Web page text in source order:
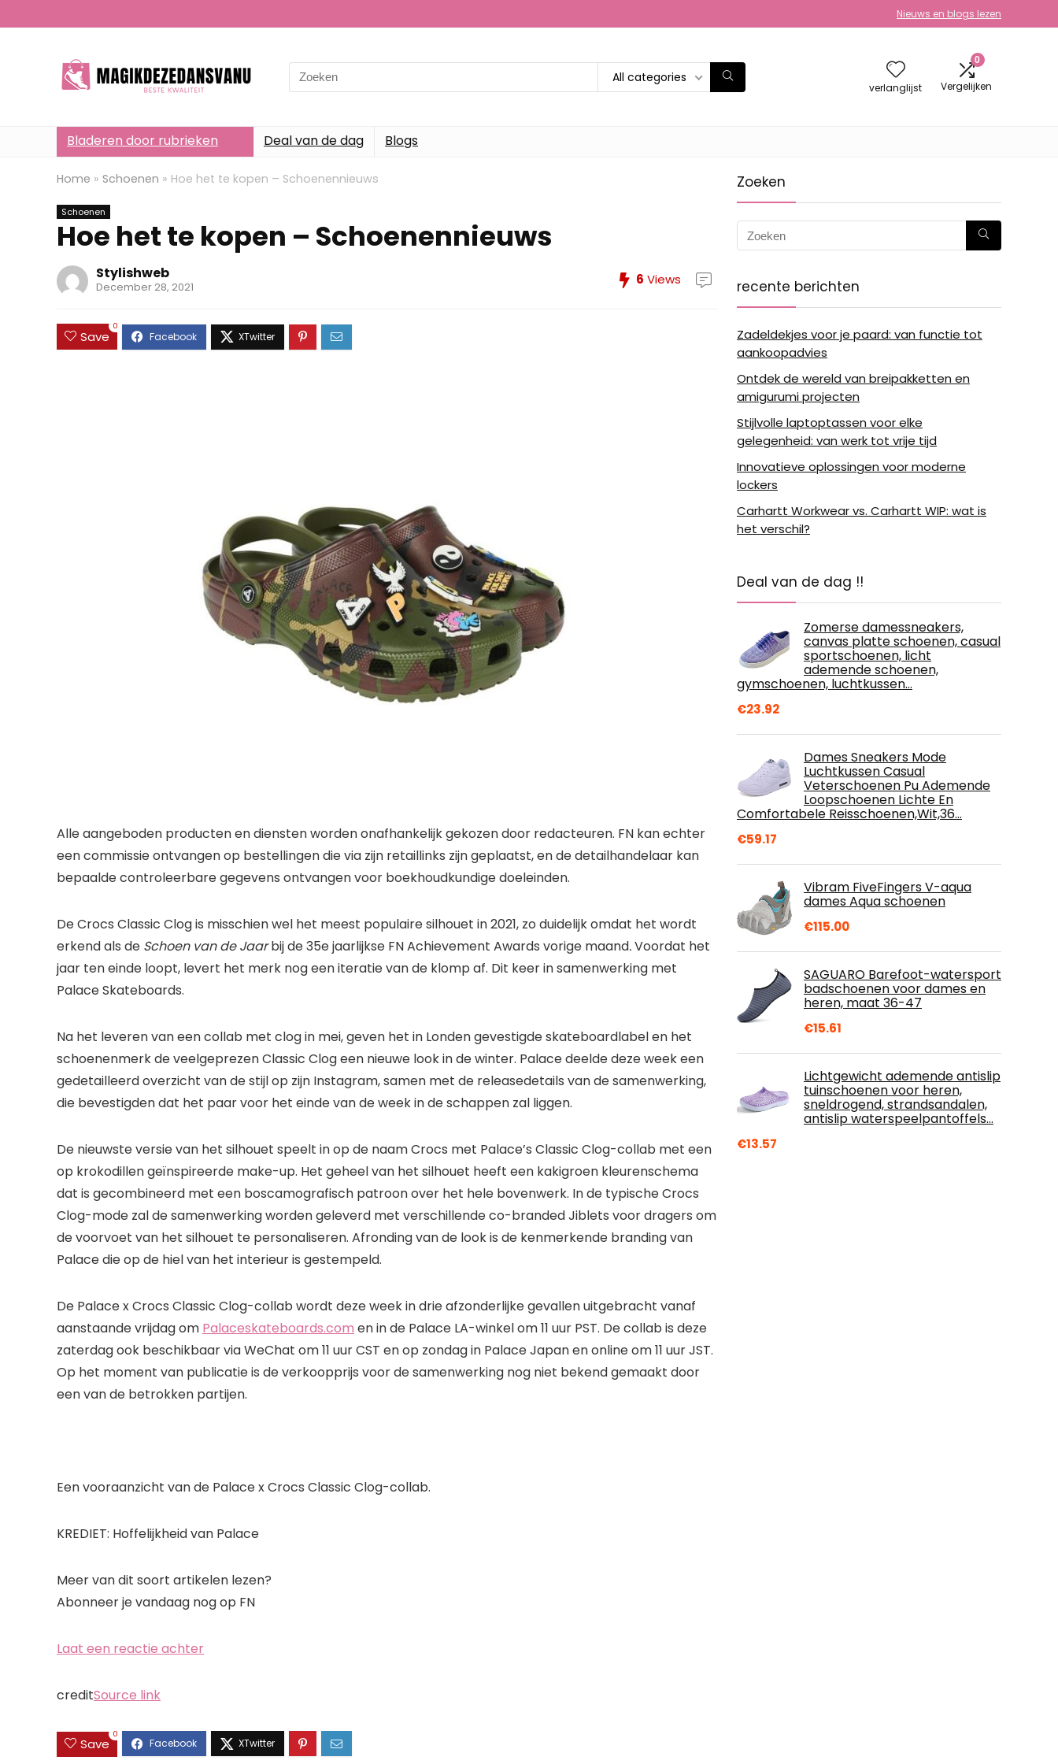
Nieuws en blogs lezen
Search
for:
All categories
verlanglijst
0
Vergelijken
Bladeren door rubrieken Deal van de dag Blogs
Home » Schoenen » Hoe het te kopen – Schoenennieuws
Schoenen
Hoe het te kopen – Schoenennieuws
Stylishweb
December 28, 2021 6 Views
Save
0
Alle aangeboden producten en diensten worden onafhankelijk gekozen door redacteuren. FN kan echter
een commissie ontvangen op bestellingen die via zijn retaillinks zijn geplaatst, en de detailhandelaar kan
bepaalde controleerbare gegevens ontvangen voor boekhoudkundige doeleinden.
De Crocs Classic Clog is misschien wel het meest populaire silhouet in 2021, zo duidelijk omdat het wordt
erkend als de Schoen van deJaarbij de 35e jaarlijkse FN Achievement Awards vorige maand.Voordat het
jaar ten einde loopt, levert het merk nog een iteratie van de klomp af. Dit keer in samenwerking met
Palace Skateboards.
Na het leveren van een collab met clog in mei, geven het in Londen gevestigde skateboardlabel en het
schoenenmerk de veelgeprezen Classic Clog een nieuwe look in de winter. Palace deelde deze week een
gedetailleerd overzicht van de stijl op zijn Instagram, samen met de releasedetails van de samenwerking,
die bevestigden dat het paar voor het einde van de week in de schappen zal liggen.
De nieuwste versie van het silhouet speelt in op de naam Crocs met Palace’s Classic Clog-collab met een
op krokodillen geïnspireerde make-up. Het geheel van het silhouet heeft een kakigroen kleurenschema
dat is gecombineerd met een boscamografisch patroon over het hele bovenwerk. In de typische Crocs
Clog-mode zal de samenwerking worden geleverd met verschillende co-branded Jiblets voor dragers om
de voorvoet van het silhouet te personaliseren. Afronding van de look is de kenmerkende branding van
Palace die op de hiel van het interieur is gestempeld.
De Palace x Crocs Classic Clog-collab wordt deze week in drie afzonderlijke gevallen uitgebracht vanaf
aanstaande vrijdag om Palaceskateboards.com en in de Palace LA-winkel om 11 uur PST. De collab is deze
zaterdag ook beschikbaar via WeChat om 11 uur CST en op zondag in Palace Japan en online om 11 uur JST.
Op het moment van publicatie is de verkoopprijs voor de samenwerking nog niet bekend gemaakt door
een van de betrokken partijen.
Een vooraanzicht van de Palace x Crocs Classic Clog-collab.
KREDIET: Hoffelijkheid van Palace
Meer van dit soort artikelen lezen?
Abonneer je vandaag nog op FN
Laat een reactie achter
creditSource link
Save
0
Zoeken
recente berichten
Zadeldekjes voor je paard: van functie tot
aankoopadvies
Ontdek de wereld van breipakketten en
amigurumi projecten
Stijlvolle laptoptassen voor elke
gelegenheid: van werk tot vrije tijd
Innovatieve oplossingen voor moderne
lockers
Carhartt Workwear vs. Carhartt WIP: wat is
het verschil?
Deal van de dag !!
Zomerse damessneakers,
canvas platte schoenen, casual
sportschoenen, licht
ademende schoenen,
gymschoenen, luchtkussen…
€23.92
Dames Sneakers Mode
Luchtkussen Casual
Veterschoenen Pu Ademende
Loopschoenen Lichte En
Comfortabele Reisschoenen,Wit,36…
€59.17
Vibram FiveFingers V-aqua
dames Aqua schoenen
€115.00
SAGUARO Barefoot-watersport
badschoenen voor dames en
heren, maat 36-47
€15.61
Lichtgewicht ademende antislip
tuinschoenen voor heren,
sneldrogend, strandsandalen,
antislip waterspeelpantoffels…
€13.57